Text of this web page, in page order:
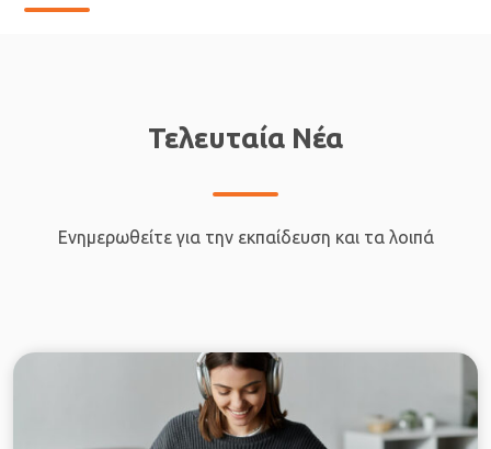
Τελευταία Νέα
Ενημερωθείτε για την εκπαίδευση και τα λοιπά